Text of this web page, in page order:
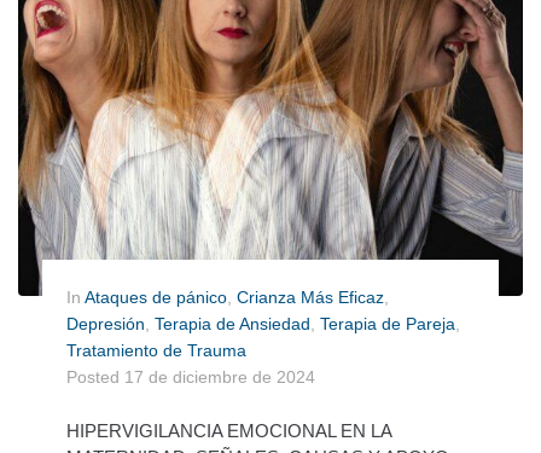
In Ataques de pánico, Crianza Más Eficaz,
Depresión, Terapia de Ansiedad, Terapia de Pareja,
Tratamiento de Trauma
Posted 17 de diciembre de 2024
HIPERVIGILANCIA EMOCIONAL EN LA